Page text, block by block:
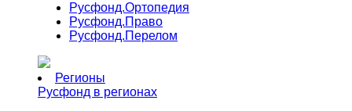
Русфонд.Ортопедия
Русфонд.Право
Русфонд.Перелом
Регионы
Русфонд в регионах